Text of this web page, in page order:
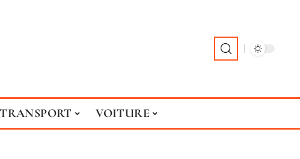
TRANSPORT VOITURE